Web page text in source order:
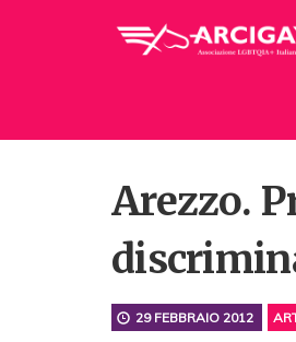
Arezzo.
29 FEBBRAIO 2012